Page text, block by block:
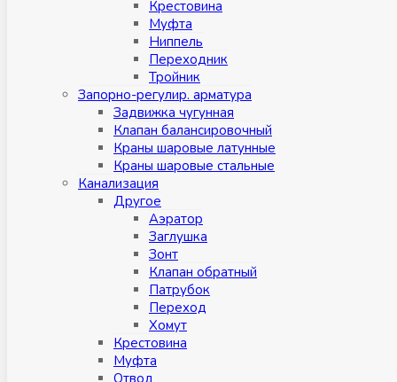
Крестовина
Муфта
Ниппель
Переходник
Тройник
Запорно-регулир. арматура
Задвижка чугунная
Клапан балансировочный
Краны шаровые латунные
Краны шаровые стальные
Канализация
Другое
Аэратор
Заглушкa
Зонт
Клапан обратный
Патрубок
Переход
Хомут
Крестовина
Муфтa
Отвод